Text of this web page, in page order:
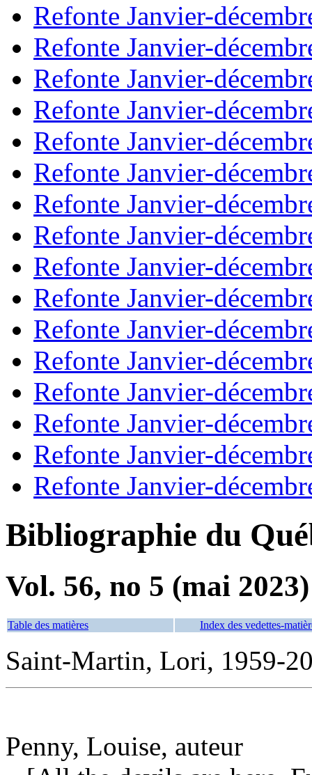
Refonte Janvier-
Refonte Janvier-
Refonte Janvier-
Refonte Janvier-
Refonte Janvier-
Refonte Janvier-
Refonte Janvier-
Refonte Janvier-
Refonte Janvier-
Refonte Janvier-
Refonte Janvier-
Refonte Janvier-
Refonte Janvier-
Refonte Janvier-
Refonte Janvier-
Refonte Janvier-
Bibliographie du
Vol. 56, no 5 (mai 2023)
Table des matières Index des vedettes-
Saint-Martin, Lori, 1959-
Penny, Louise, auteur